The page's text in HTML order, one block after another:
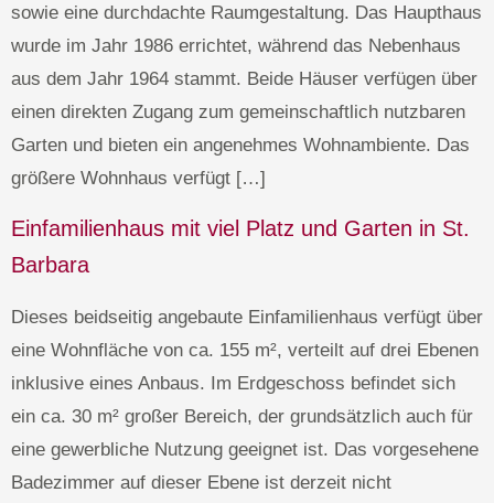
sowie eine durchdachte Raumgestaltung. Das Haupthaus
wurde im Jahr 1986 errichtet, während das Nebenhaus
aus dem Jahr 1964 stammt. Beide Häuser verfügen über
einen direkten Zugang zum gemeinschaftlich nutzbaren
Garten und bieten ein angenehmes Wohnambiente. Das
größere Wohnhaus verfügt […]
Einfamilienhaus mit viel Platz und Garten in St.
Barbara
Dieses beidseitig angebaute Einfamilienhaus verfügt über
eine Wohnfläche von ca. 155 m², verteilt auf drei Ebenen
inklusive eines Anbaus. Im Erdgeschoss befindet sich
ein ca. 30 m² großer Bereich, der grundsätzlich auch für
eine gewerbliche Nutzung geeignet ist. Das vorgesehene
Badezimmer auf dieser Ebene ist derzeit nicht